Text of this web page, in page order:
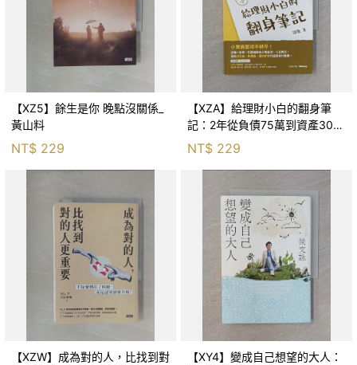
【XZ5】餘生是你 晚點沒關係_
黃山料
NT$ 229
【XZA】給理財小白的翻身筆
記：2年從負債75萬到資產300
萬，ETF讓我走在財務自由路上_
鐵蛋
NT$ 229
【XZW】成為對的人，比找到對
【XY4】變成自己想望的大人：